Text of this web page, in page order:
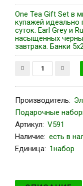
One Tea Gift Set в
купажей идеально
суток. Earl Grey и
насыщенных
завтрака. Банки
Производитель:
Подарочные
Артикул: V591
Наличие: есть в
Единица: 1набор